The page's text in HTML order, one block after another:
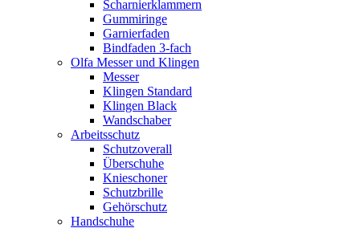
Scharnierklammern
Gummiringe
Garnierfaden
Bindfaden 3-fach
Olfa Messer und Klingen
Messer
Klingen Standard
Klingen Black
Wandschaber
Arbeitsschutz
Schutzoverall
Überschuhe
Knieschoner
Schutzbrille
Gehörschutz
Handschuhe